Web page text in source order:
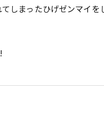
しまったひげゼンマイを